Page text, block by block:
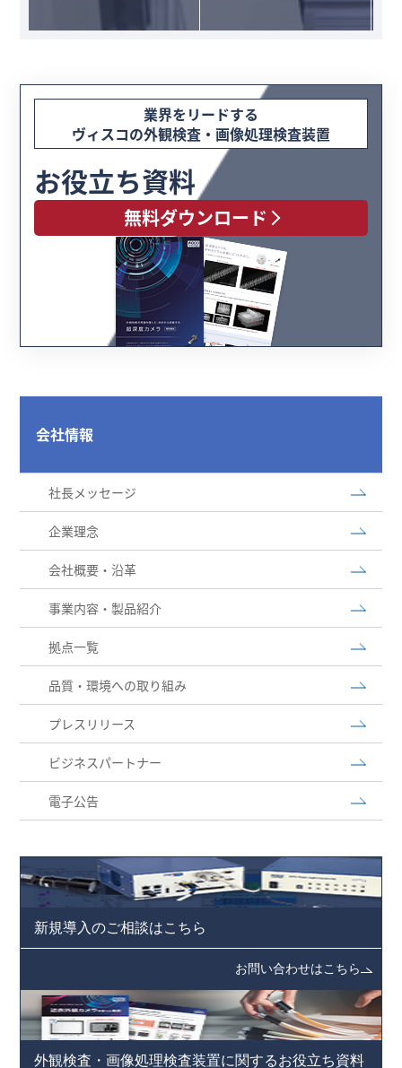
業界をリードする
ヴィスコの外観検査・画像処理検査装置
お役立ち資料
無料ダウンロード
会社情報
社長メッセージ
企業理念
会社概要・沿革
事業内容・製品紹介
拠点一覧
品質・環境への取り組み
プレスリリース
ビジネスパートナー
電子公告
新規導入のご相談はこちら
お問い合わせはこちら
外観検査・画像処理検査装置に関するお役立ち資料